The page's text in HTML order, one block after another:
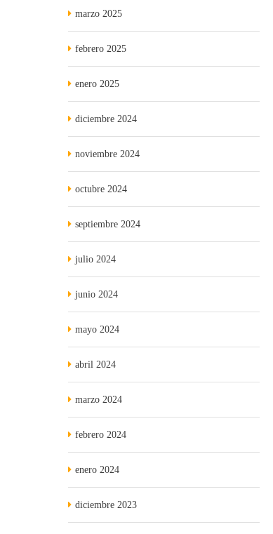
marzo 2025
febrero 2025
enero 2025
diciembre 2024
noviembre 2024
octubre 2024
septiembre 2024
julio 2024
junio 2024
mayo 2024
abril 2024
marzo 2024
febrero 2024
enero 2024
diciembre 2023